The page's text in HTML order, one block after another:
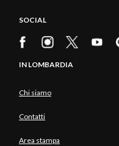
SOCIAL
IN LOMBARDIA
Chi siamo
Contatti
Area stampa